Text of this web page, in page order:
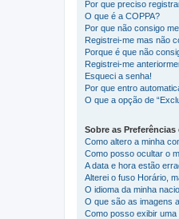
Por que preciso
O que é a COPPA?
Por que não consigo
Registrei-me mas não
Porque é que não
Registrei-me
Esqueci a senha!
Por que entro
O que a opção de
Sobre as
Como altero a minha
Como posso ocultar o
A data e hora estão
Alterei o fuso Horário,
O idioma da minha
O que são as imagens
Como posso exibir